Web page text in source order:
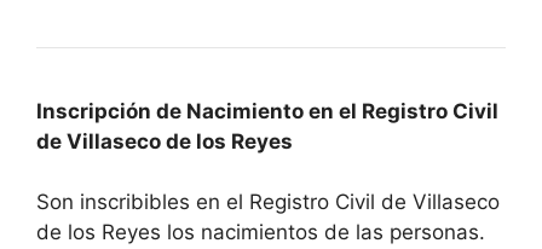
Inscripción de Nacimiento en el Registro Civil
de Villaseco de los Reyes
Son inscribibles en el Registro Civil de Villaseco
de los Reyes los nacimientos de las personas.